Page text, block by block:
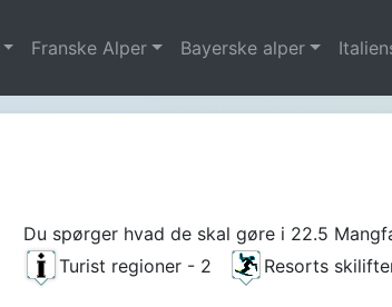
Franske Alper Bayerske alper
Du spørger hvad de skal gøre i 22.5
Turist regioner - 2
Resorts